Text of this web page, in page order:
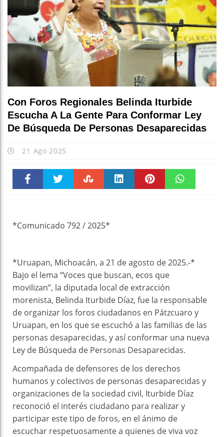
Con Foros Regionales Belinda Iturbide
Escucha A La Gente Para Conformar Ley
De Búsqueda De Personas Desaparecidas
21 Ago 2025
*Comunicado 792 / 2025*
*Uruapan, Michoacán, a 21 de agosto de 2025.-*
Bajo el lema “Voces que buscan, ecos que
movilizan”, la diputada local de extracción
morenista, Belinda Iturbide Díaz, fue la responsable
de organizar los foros ciudadanos en Pátzcuaro y
Uruapan, en los que se escuchó a las familias de las
personas desaparecidas, y así conformar una nueva
Ley de Búsqueda de Personas Desaparecidas.
Acompañada de defensores de los derechos
humanos y colectivos de personas desaparecidas y
organizaciones de la sociedad civil, Iturbide Díaz
reconoció el interés ciudadano para realizar y
participar este tipo de foros, en el ánimo de
escuchar respetuosamente a quienes de viva voz